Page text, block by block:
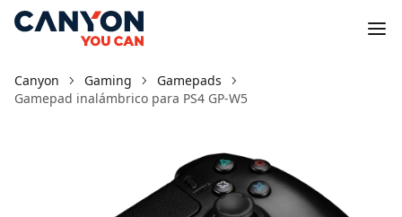
Canyon Gaming
Gamepads
Gamepad inalámbrico para PS4 GP-W5